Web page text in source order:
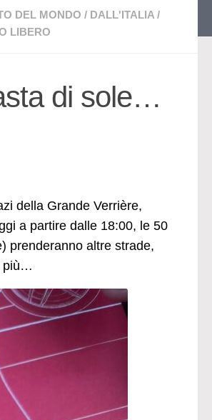
DEL MONDO / DALL'ITALIA /
LIBERO
di sole…
della Grande Verrière,
a partire dalle 18:00, le 50
prenderanno altre strade,
più…